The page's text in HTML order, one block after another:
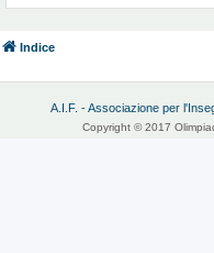
Indice
A.I.F. - Associazione per
Copyright © 2017